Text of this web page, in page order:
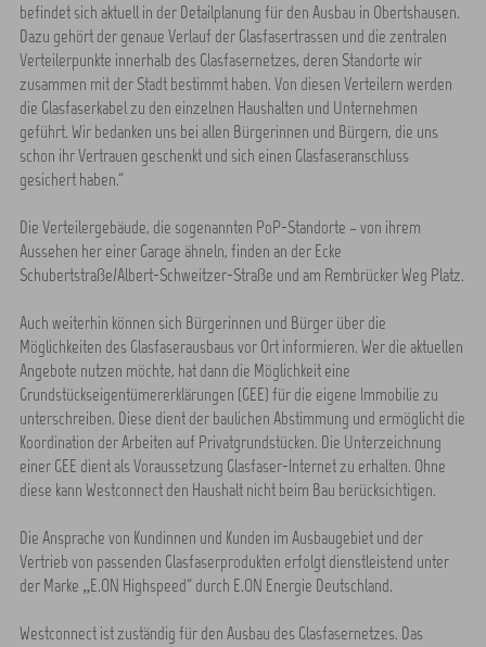
befindet sich aktuell in der Detailplanung für den Ausbau in Obertshausen.
Dazu gehört der genaue Verlauf der Glasfasertrassen und die zentralen
Verteilerpunkte innerhalb des Glasfasernetzes, deren Standorte wir
zusammen mit der Stadt bestimmt haben. Von diesen Verteilern werden
die Glasfaserkabel zu den einzelnen Haushalten und Unternehmen
geführt. Wir bedanken uns bei allen Bürgerinnen und Bürgern, die uns
schon ihr Vertrauen geschenkt und sich einen Glasfaseranschluss
gesichert haben.“
Die Verteilergebäude, die sogenannten PoP-Standorte – von ihrem
Aussehen her einer Garage ähneln, finden an der Ecke
Schubertstraße/Albert-Schweitzer-Straße und am Rembrücker Weg Platz.
Auch weiterhin können sich Bürgerinnen und Bürger über die
Möglichkeiten des Glasfaserausbaus vor Ort informieren. Wer die aktuellen
Angebote nutzen möchte, hat dann die Möglichkeit eine
Grundstückseigentümererklärungen (GEE) für die eigene Immobilie zu
unterschreiben. Diese dient der baulichen Abstimmung und ermöglicht die
Koordination der Arbeiten auf Privatgrundstücken. Die Unterzeichnung
einer GEE dient als Voraussetzung Glasfaser-Internet zu erhalten. Ohne
diese kann Westconnect den Haushalt nicht beim Bau berücksichtigen.
Die Ansprache von Kundinnen und Kunden im Ausbaugebiet und der
Vertrieb von passenden Glasfaserprodukten erfolgt dienstleistend unter
der Marke „E.ON Highspeed“ durch E.ON Energie Deutschland.
Westconnect ist zuständig für den Ausbau des Glasfasernetzes. Das